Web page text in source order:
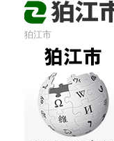
狛江市